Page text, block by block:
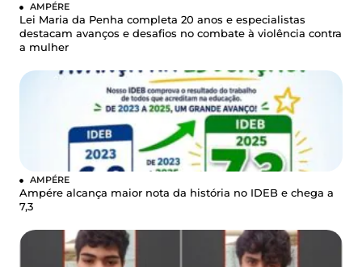
AMPÉRE
Lei Maria da Penha completa 20 anos e especialistas
destacam avanços e desafios no combate à violência contra
a mulher
AMPÉRE
Ampére alcança maior nota da história no IDEB e chega a
7,3